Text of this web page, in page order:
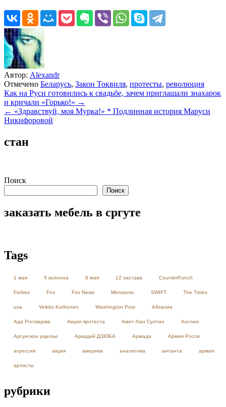
Автор: Alexandr
Отмечено Беларусь, Закон Токвиля, протесты, революция
Навигация
по
записям
Как на Руси готовились к свадьбе, зачем приглашали знахарок
и кричали «Горько!» →
← «Здравствуй, моя Мурка!» * Подлинная история Маруси
Никифоровой
стан
Поиск
Поиск
заказать мебель в сргуте
Tags
1 мая 5 колонна 9 мая 12 застава CounterPunch
Forbes Fox Fox News Monsanto SWIFT The Times
usa Veikko Korhonen Washington Post Абхазия
Ада Роговцева Акция протеста Амет-Хан Султан Англия
Аргунское ущелье Аркадий ДЗЮБА Армада Армия Росси
агрессия акция америка аналитика антанта армия
артисты
рубрики